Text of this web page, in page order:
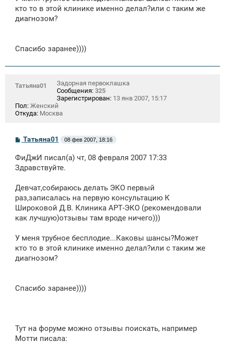
кто то в этой клинике именно делал?или с таким же
диагнозом?
Спасибо заранее))))
Татьяна01
Задорная первоклашка
Сообщения: 325
Зарегистрирован: 13 янв 2007, 15:17
Пол: Женский
Откуда: Москва
С
б
щ
е
и
Татьяна01 08 фев 2007, 18:16
ФиДжИ писал(а) чт, 08 февраля 2007 17:33
Здравствуйте.
Девчат,собираюсь делать ЭКО первый
раз,записалась на первую консультацию К
Широковой Д.В. Клиника АРТ-ЭКО (рекомендовали
как лучшую)отзывы там вроде ничего)))
У меня трубное бесплодие...Каковы шансы?Может
кто то в этой клинике именно делал?или с таким же
диагнозом?
Спасибо заранее))))
Тут на форуме можно отзывы поискать, например
Мотти писала: